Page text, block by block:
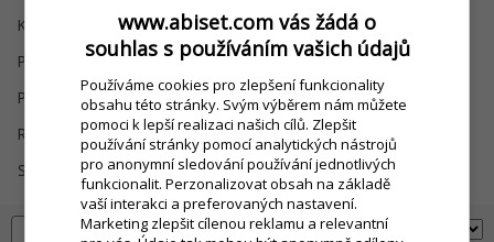
Kontakty
Nastavení
Prodej (dotyk.)
Prodej (kl.+myš)
Prodejní položky
Receptury / Výroba
Registrace
Sklad
Slevy a Kredit
Statistiky / Rozbory
www.abiset.com vás žádá o
souhlas s používáním vašich údajů
Používáme cookies pro zlepšení funkcionality
obsahu této stránky. Svým výběrem nám můžete
pomoci k lepší realizaci našich cílů. Zlepšit
používání stránky pomocí analytických nástrojů
pro anonymní sledování používání jednotlivých
funkcionalit. Perzonalizovat obsah na základě
vaší interakci a preferovaných nastavení.
Marketing zlepšit cílenou reklamu a relevantní